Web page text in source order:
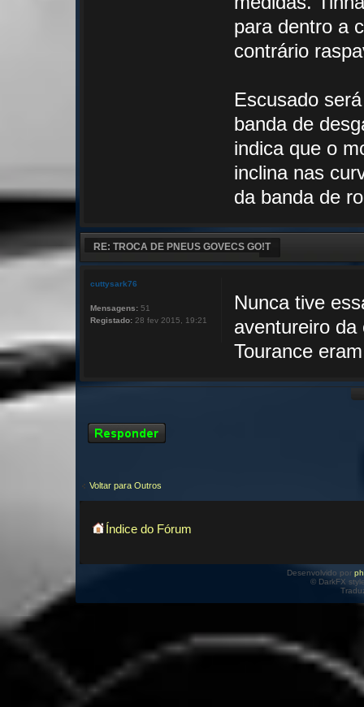
para dentro a
contrário
Escusado
banda de
indica que o
inclina nas
da banda de
RE: TROCA DE PNEUS GOVECS GO!T
Nunca tive
aventureiro
Tourance
cuttysark76
Mensagens: 51
Registado: 28 fev 2015, 19:21
Responder
Voltar para Outros
Índice do Fórum
Desenvolvido por
© DarkFX